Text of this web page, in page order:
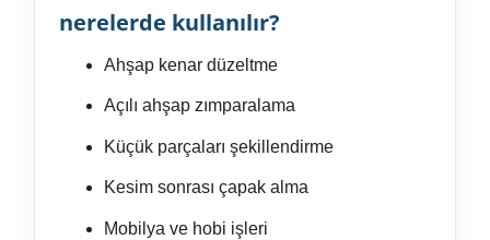
nerelerde kullanılır?
Ahşap kenar düzeltme
Açılı ahşap zımparalama
Küçük parçaları şekillendirme
Kesim sonrası çapak alma
Mobilya ve hobi işleri